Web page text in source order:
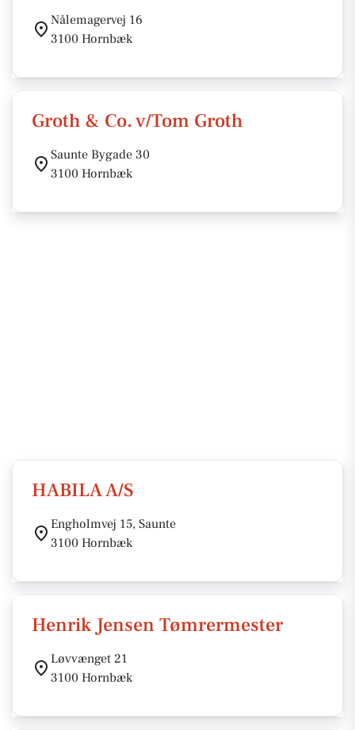
Nålemagervej 16
3100 Hornbæk
Groth & Co. v/Tom Groth
Saunte Bygade 30
3100 Hornbæk
HABILA A/S
Engholmvej 15, Saunte
3100 Hornbæk
Henrik Jensen Tømrermester
Løvvænget 21
3100 Hornbæk